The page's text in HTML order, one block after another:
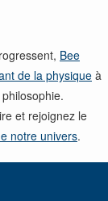
Bee
de la physique à
et rejoignez le
notre univers.